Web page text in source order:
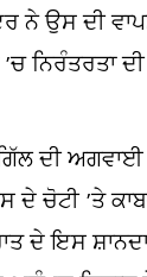
ਨੇ ਉਸ ਦੀ
ਨਿਰੰਤਰਤਾ
ਦੀ ਅਗਵਾਈ
ਦੇ ਚੋਟੀ ’ਤੇ
ਦੇ ਇਸ